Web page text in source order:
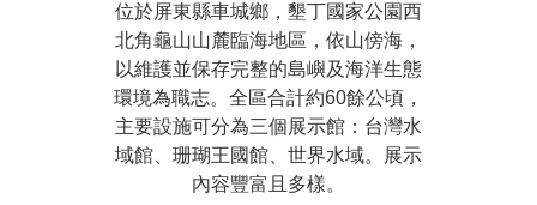
位於屏東縣車城鄉，墾丁國家公園西
北角龜山山麓臨海地區，依山傍海，
以維護並保存完整的島嶼及海洋生態
環境為職志。全區合計約60餘公頃，
主要設施可分為三個展示館：台灣水
域館、珊瑚王國館、世界水域。展示
內容豐富且多樣。